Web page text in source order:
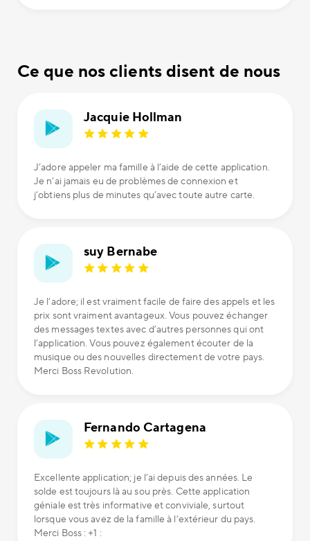
Ce que nos clients disent de nous
Jacquie Hollman
J’adore appeler ma famille à l’aide de cette application.
Je n’ai jamais eu de problèmes de connexion et
j’obtiens plus de minutes qu’avec toute autre carte.
suy Bernabe
Je l’adore; il est vraiment facile de faire des appels et les
prix sont vraiment avantageux. Vous pouvez échanger
des messages textes avec d’autres personnes qui ont
l’application. Vous pouvez également écouter de la
musique ou des nouvelles directement de votre pays.
Merci Boss Revolution.
Fernando Cartagena
Excellente application; je l’ai depuis des années. Le
solde est toujours là au sou près. Cette application
géniale est très informative et conviviale, surtout
lorsque vous avez de la famille à l’extérieur du pays.
Merci Boss : +1 :